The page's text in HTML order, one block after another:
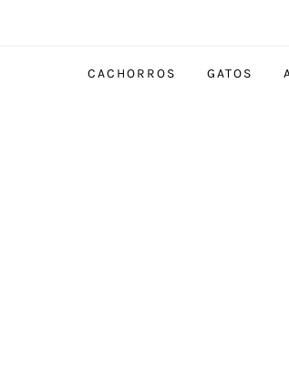
CACHORROS GATOS